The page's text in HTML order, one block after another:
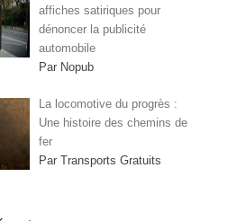
affiches satiriques pour
dénoncer la publicité
automobile
Par Nopub
La locomotive du progrès :
Une histoire des chemins de
fer
Par Transports Gratuits